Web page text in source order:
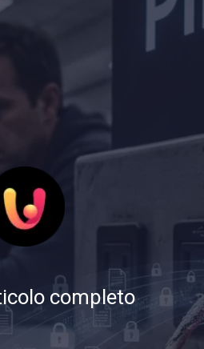
completo